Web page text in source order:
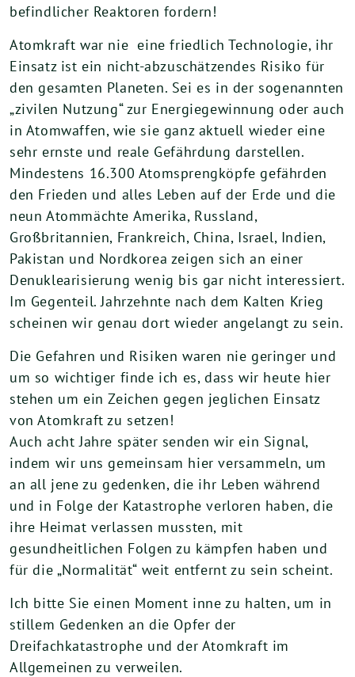
befindlicher Reaktoren fordern!
Atomkraft war nie eine friedlich Technologie, ihr
Einsatz ist ein nicht-abzuschätzendes Risiko für
den gesamten Planeten. Sei es in der sogenannten
„zivilen Nutzung“ zur Energiegewinnung oder auch
in Atomwaffen, wie sie ganz aktuell wieder eine
sehr ernste und reale Gefährdung darstellen.
Mindestens 16.300 Atomsprengköpfe gefährden
den Frieden und alles Leben auf der Erde und die
neun Atommächte Amerika, Russland,
Großbritannien, Frankreich, China, Israel, Indien,
Pakistan und Nordkorea zeigen sich an einer
Denuklearisierung wenig bis gar nicht interessiert.
Im Gegenteil. Jahrzehnte nach dem Kalten Krieg
scheinen wir genau dort wieder angelangt zu sein.
Die Gefahren und Risiken waren nie geringer und
um so wichtiger finde ich es, dass wir heute hier
stehen um ein Zeichen gegen jeglichen Einsatz
von Atomkraft zu setzen!
Auch acht Jahre später senden wir ein Signal,
indem wir uns gemeinsam hier versammeln, um
an all jene zu gedenken, die ihr Leben während
und in Folge der Katastrophe verloren haben, die
ihre Heimat verlassen mussten, mit
gesundheitlichen Folgen zu kämpfen haben und
für die „Normalität“ weit entfernt zu sein scheint.
Ich bitte Sie einen Moment inne zu halten, um in
stillem Gedenken an die Opfer der
Dreifachkatastrophe und der Atomkraft im
Allgemeinen zu verweilen.